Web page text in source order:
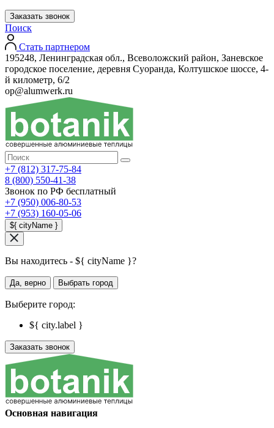
Заказать звонок
Поиск
Стать партнером
195248, Ленинградская обл., Всеволожский район, Заневское
городское поселение, деревня Суоранда, Колтушское шоссе, 4-
й километр, 6/2
op@alumwerk.ru
+7 (812) 317-75-84
8 (800) 550-41-38
Звонок по РФ бесплатный
+7 (950) 006-80-53
+7 (953) 160-05-06
${ cityName }
Вы находитесь - ${ cityName }?
Да, верно Выбрать город
Выберите город:
${ city.label }
Заказать звонок
Основная навигация